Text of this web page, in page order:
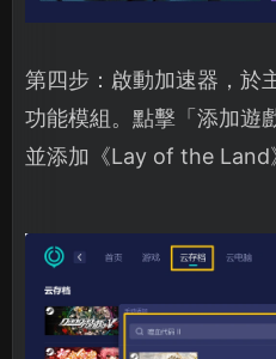
第四步：啟動加速器，於
功能模組。點擊「添加遊
並添加《Lay of the Land